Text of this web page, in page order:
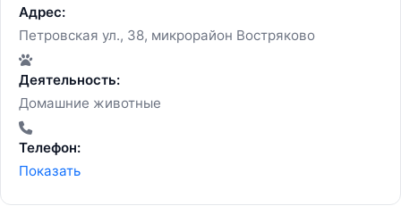
Адрес:
Петровская ул., 38, микрорайон Востряково
Деятельность:
Домашние животные
Телефон:
Показать